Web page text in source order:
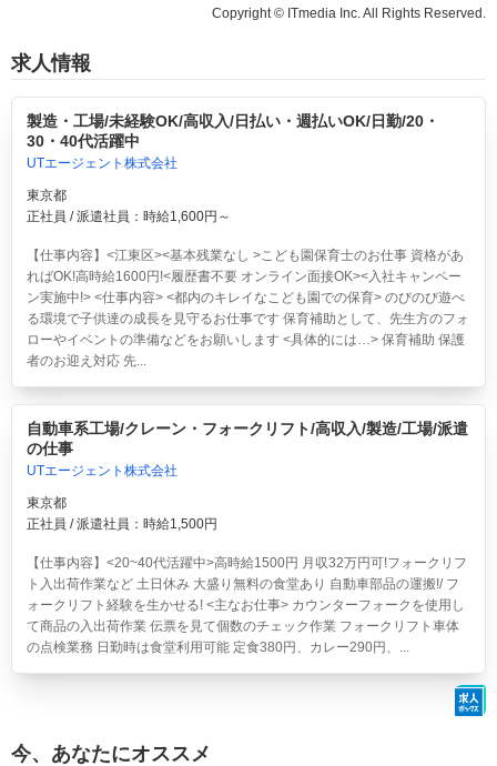
Copyright © ITmedia Inc. All Rights Reserved.
求人情報
製造・工場/未経験OK/高収入/日払い・週払いOK/日勤/20・
30・40代活躍中
UTエージェント株式会社
東京都
正社員 / 派遣社員：時給1,600円～
【仕事内容】<江東区><基本残業なし >こども園保育士のお仕事 資格があ
ればOK!高時給1600円!<履歴書不要 オンライン面接OK><入社キャンペー
ン実施中!> <仕事内容> <都内のキレイなこども園での保育> のびのび遊べ
る環境で子供達の成長を見守るお仕事です 保育補助として、先生方のフォ
ローやイベントの準備などをお願いします <具体的には…> 保育補助 保護
者のお迎え対応 先...
自動車系工場/クレーン・フォークリフト/高収入/製造/工場/派遣
の仕事
UTエージェント株式会社
東京都
正社員 / 派遣社員：時給1,500円
【仕事内容】<20~40代活躍中>高時給1500円 月収32万円可!フォークリフ
ト入出荷作業など 土日休み 大盛り無料の食堂あり 自動車部品の運搬!/ フ
ォークリフト経験を生かせる! <主なお仕事> カウンターフォークを使用し
て商品の入出荷作業 伝票を見て個数のチェック作業 フォークリフト車体
の点検業務 日勤時は食堂利用可能 定食380円、カレー290円、...
今、あなたにオススメ